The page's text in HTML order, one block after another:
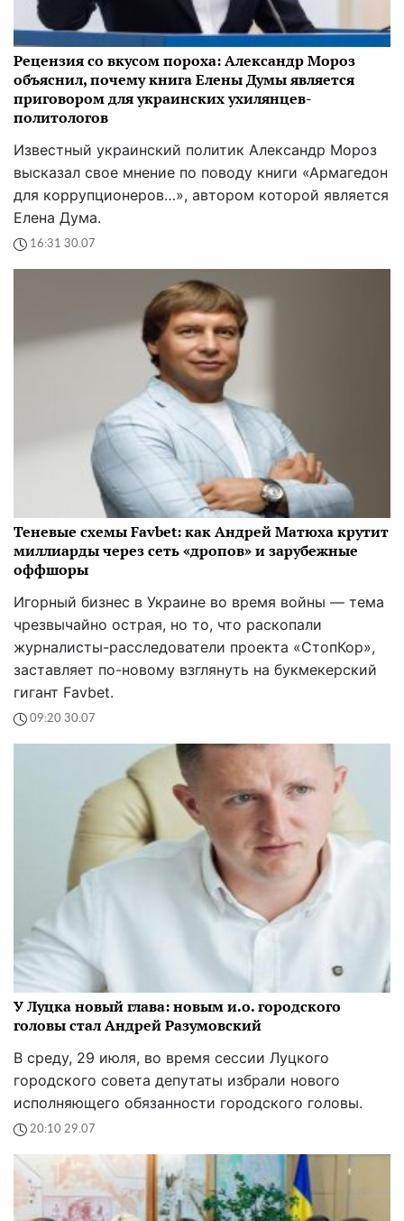
Рецензия со вкусом пороха: Александр Мороз
объяснил, почему книга Елены Думы является
приговором для украинских ухилянцев-
политологов
Известный украинский политик Александр Мороз
высказал свое мнение по поводу книги «Армагедон
для коррупционеров…», автором которой является
Елена Дума.
16:31 30.07
Теневые схемы Favbet: как Андрей Матюха крутит
миллиарды через сеть «дропов» и зарубежные
оффшоры
Игорный бизнес в Украине во время войны — тема
чрезвычайно острая, но то, что раскопали
журналисты-расследователи проекта «СтопКор»,
заставляет по-новому взглянуть на букмекерский
гигант Favbet.
09:20 30.07
У Луцка новый глава: новым и.о. городского
головы стал Андрей Разумовский
В среду, 29 июля, во время сессии Луцкого
городского совета депутаты избрали нового
исполняющего обязанности городского головы.
20:10 29.07